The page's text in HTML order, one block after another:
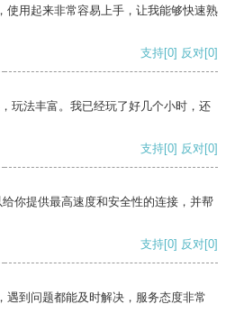
使用起来非常容易上手，让我能够快速熟
支持[0] 反对[0]
玩法丰富。我已经玩了好几个小时，还
支持[0] 反对[0]
你提供最高速度和安全性的连接，并帮
支持[0] 反对[0]
遇到问题都能及时解决，服务态度非常